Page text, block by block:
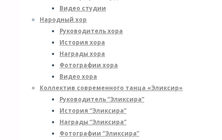
Видео студии
Народный хор
Руководитель хора
История хора
Награды хора
Фотографии хора
Видео хора
Коллектив современного танца «Эликсир»
Руководитель “Эликсира”
История “Эликсира”
Награды “Эликсира”
Фотографии “Эликсира”